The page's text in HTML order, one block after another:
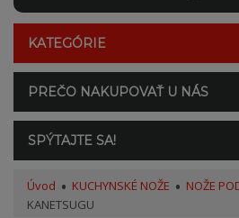
KATEGÓRIE
PREČO NAKUPOVAŤ U NÁS
SPÝTAJTE SA!
Úvod KUCHYNSKÉ NOŽE NOŽE
KANETSUGU